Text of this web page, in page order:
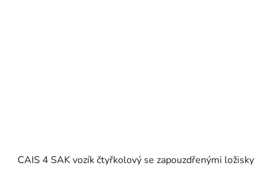
CAIS 4 SAK vozík čtyřkolový se zapouzdřenými ložisky